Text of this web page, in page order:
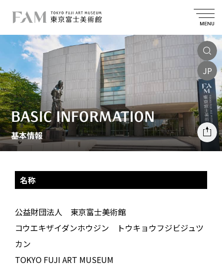
MENU
JP
BASIC INFORMATION
基本情報
名称
公益財団法人 東京富士美術館
コウエキザイダンホウジン トウキョウフジビジュツ
カン
TOKYO FUJI ART MUSEUM